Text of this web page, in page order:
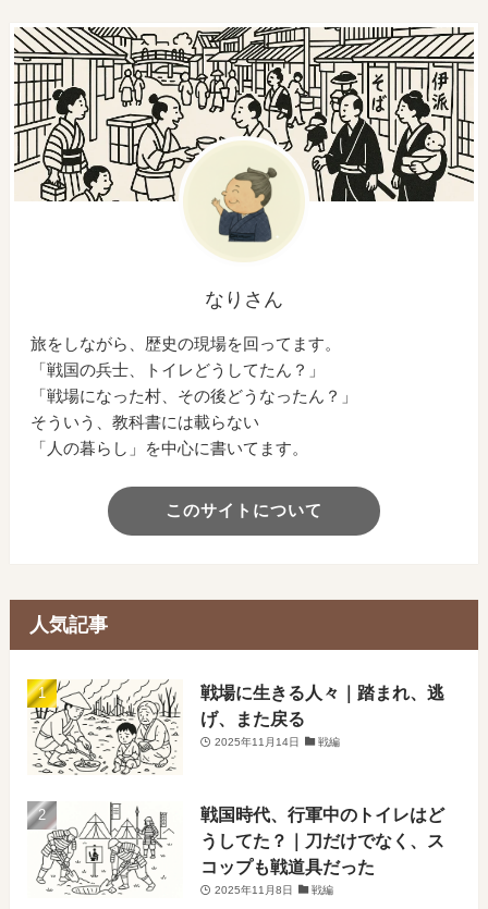
なりさん
旅をしながら、歴史の現場を回ってます。
「戦国の兵士、トイレどうしてたん？」
「戦場になった村、その後どうなったん？」
そういう、教科書には載らない
「人の暮らし」を中心に書いてます。
このサイトについて
人気記事
戦場に生きる人々｜踏まれ、逃
げ、また戻る
2025年11月14日 戦編
戦国時代、行軍中のトイレはど
うしてた？｜刀だけでなく、ス
コップも戦道具だった
2025年11月8日 戦編